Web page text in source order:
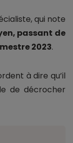
qui note
passant de
2023.
à dire qu’il
de décrocher